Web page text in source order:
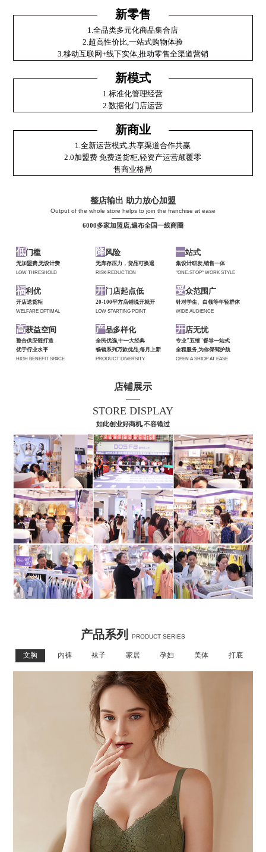
新零售
1.全品类多元化商品集合店
2.超高性价比,一站式购物体验
3.移动互联网+线下实体,推动零售全渠道营销
新模式
1.标准化管理经营
2.数据化门店运营
新商业
1.全新运营模式,共享渠道合作共赢
2.0加盟费 免费送货柜,轻资产运营颠覆零
售商业格局
整店输出 助力放心加盟
Output of the whole store helps to join the franchise at ease
——————
6000多家加盟店,遍布全国一线商圈
低门槛
无加盟费,无设计费
LOW THRESHOLD
降风险
无库存压力，货品可换退
RISK REDUCTION
一站式
集设计研发,销售一体
"ONE-STOP" WORK STYLE
福利优
开店送货柜
WELFARE OPTIMAL
开门店起点低
20-100平方店铺说开就开
LOW STARTING POINT
受众范围广
针对学生、白领等年轻群体
WIDE AUDIENCE
高获益空间
整合供应链打造
优于行业水平
HIGH BENEFIT SPACE
产品多样化
全民优选,十一大经典
畅销系列万款优品,每月上新
PRODUCT DIVERSITY
开店无忧
专业"五维"督导一站式
全程服务,为你保驾护航
OPEN A SHIOP AT EASE
店铺展示
——
STORE DISPLAY
如此创业好商机,不容错过
产品系列 PRODUCT SERIES
文胸 内裤 袜子 家居 孕妇 美体 打底